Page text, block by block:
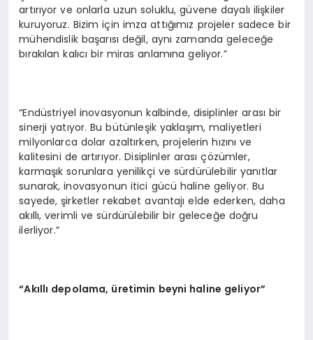
artırıyor ve onlarla uzun soluklu, güvene dayalı ilişkiler
kuruyoruz. Bizim için imza attığımız projeler sadece bir
mühendislik başarısı değil, aynı zamanda geleceğe
bırakılan kalıcı bir miras anlamına geliyor.”
“Endüstriyel inovasyonun kalbinde, disiplinler arası bir
sinerji yatıyor. Bu bütünleşik yaklaşım, maliyetleri
milyonlarca dolar azaltırken, projelerin hızını ve
kalitesini de artırıyor. Disiplinler arası çözümler,
karmaşık sorunlara yenilikçi ve sürdürülebilir yanıtlar
sunarak, inovasyonun itici gücü haline geliyor. Bu
sayede, şirketler rekabet avantajı elde ederken, daha
akıllı, verimli ve sürdürülebilir bir geleceğe doğru
ilerliyor.”
“Akıllı depolama, üretimin beyni haline geliyor”